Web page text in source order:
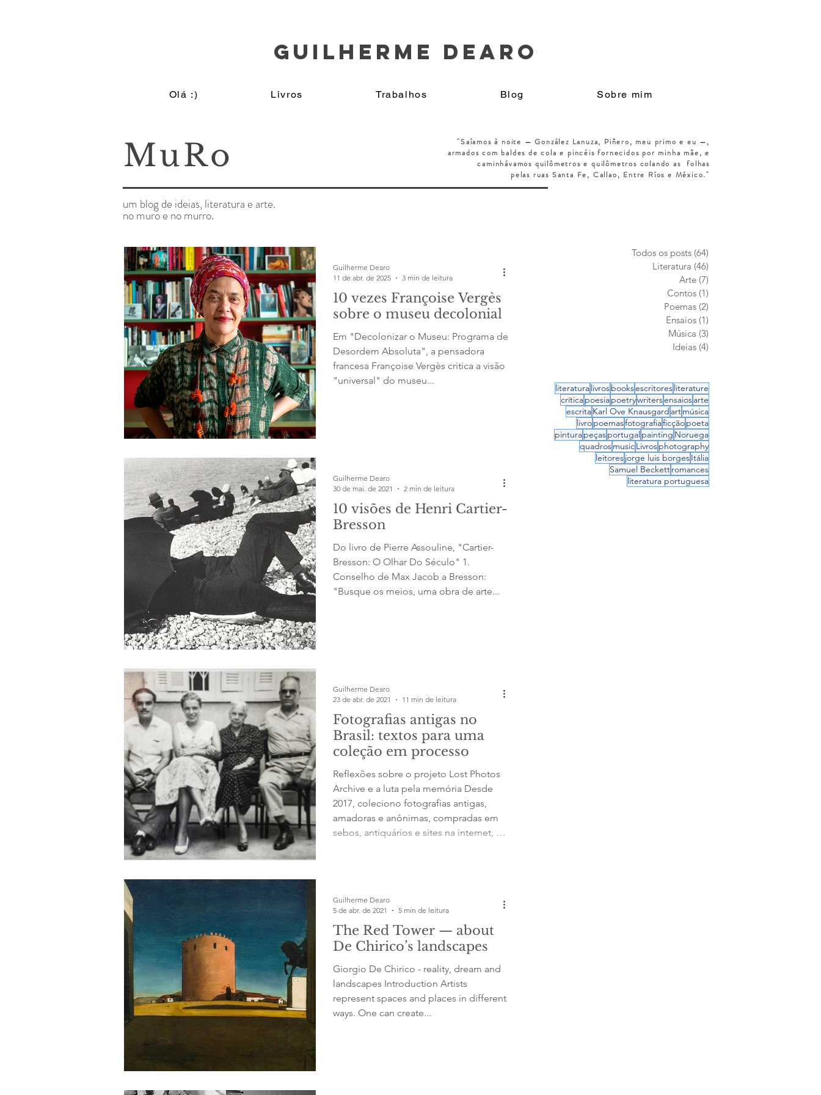
GUILHERME DEARO
Olá :) Livros Trabalhos Blog Sobre mim
MuRo
"Saíamos à noite — González Lanuza, Piñero, meu primo e eu —,
armadoscom baldes de cola e pincéis fornecidos por minha mãe, e
caminhávamos quilômetros e quilômetros colando asfolhas
pelas ruas Santa Fe, Callao, Entre Ríos e México."
um blog de ideias, literatura e arte.
no muro e no murro.
10 vezes Françoise Vergès
sobre o museu decolonial
Em "Decolonizar o Museu: Programa de
Desordem Absoluta", a pensadora
francesa Françoise Vergès critica a visão
"universal" do museu...
Guilherme Dearo
11 de abr. de 2025
3 min de leitura
10 visões de Henri Cartier-
Bresson
Do livro de Pierre Assouline, "Cartier-
Bresson: O Olhar Do Século" 1.
Conselho de Max Jacob a Bresson:
"Busque os meios, uma obra de arte...
Guilherme Dearo
30 de mai. de 2021
2 min de leitura
Fotografias antigas no
Brasil: textos para uma
coleção em processo
Reflexões sobre o projeto Lost Photos
Archive e a luta pela memória Desde
2017, coleciono fotografias antigas,
amadoras e anônimas, compradas em
sebos, antiquários e sites na internet, em
no Brasil (São Paulo, Minas Gerais, Rio
registros de pessoas na Espanha,
Estados Unidos, Turquia, Rússia, A
Guilherme Dearo
23 de abr. de 2021
11 min de leitura
The Red Tower — about
De Chirico’s landscapes
Giorgio De Chirico - reality, dream and
landscapes Introduction Artists
represent spaces and places in different
ways. One can create...
Guilherme Dearo
5 de abr. de 2021
5 min de leitura
Todos os posts (64)
Literatura (46)
Arte (7)
Contos (1)
Poemas (2)
Ensaios (1)
Música (3)
Ideias (4)
literaturalivrosbooksescritoresliterature
críticapoesiapoetrywritersensaiosarte
escritaKarl Ove Knausgard artmúsica
livropoemasfotografiaficçãopoeta
pinturapeçasportugalpainting Noruega
quadrosmusicLivrosphotography
leitoresjorge luis borgesItália
Samuel Beckettromances
literatura portuguesa